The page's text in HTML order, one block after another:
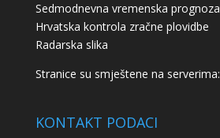
Sedmodnevna vremenska prognoza
Hrvatska kontrola zračne plovidbe
Radarska slika
Stranice su smještene na serverima:
KONTAKT PODACI